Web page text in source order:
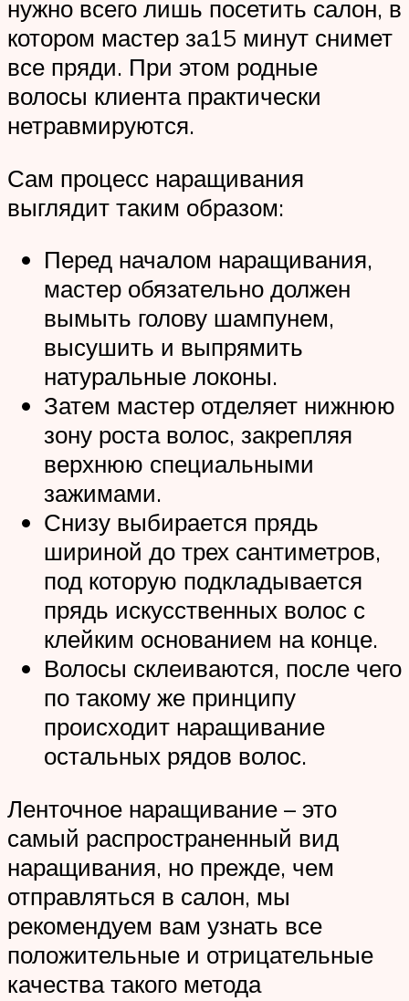
нужно всего лишь посетить салон, в
котором мастер за15 минут снимет
все пряди. При этом родные
волосы клиента практически
нетравмируются.
Сам процесс наращивания
выглядит таким образом:
Перед началом наращивания,
мастер обязательно должен
вымыть голову шампунем,
высушить и выпрямить
натуральные локоны.
Затем мастер отделяет нижнюю
зону роста волос, закрепляя
верхнюю специальными
зажимами.
Снизу выбирается прядь
шириной до трех сантиметров,
под которую подкладывается
прядь искусственных волос с
клейким основанием на конце.
Волосы склеиваются, после чего
по такому же принципу
происходит наращивание
остальных рядов волос.
Ленточное наращивание – это
самый распространенный вид
наращивания, но прежде, чем
отправляться в салон, мы
рекомендуем вам узнать все
положительные и отрицательные
качества такого метода